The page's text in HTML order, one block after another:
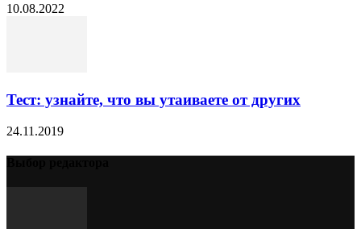
10.08.2022
Тест: узнайте, что вы утаиваете от других
24.11.2019